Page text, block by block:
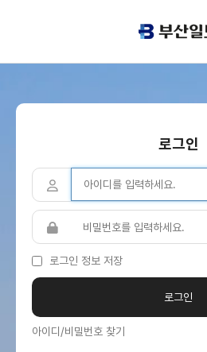
로그인
로그인 정보 저장
아이디/비밀번호 찾기